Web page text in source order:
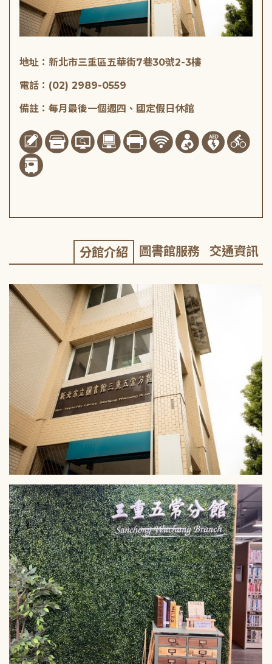
地址：新北市三重區五華街7巷30號2-3樓
電話：(02) 2989-0559
備註：每月最後一個週四、國定假日休館
分館介紹 圖書館服務 交通資訊